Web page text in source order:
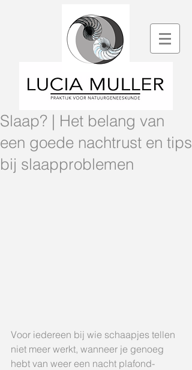
Slaap? | Het belang van
een goede nachtrust en tips
bij slaapproblemen
Voor iedereen bij wie schaapjes tellen
niet meer werkt, wanneer je genoeg
hebt van weer een nacht plafond-